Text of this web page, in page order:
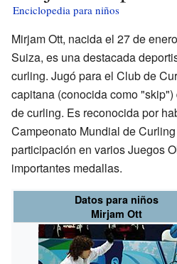
Enciclopedia para niños
Mirjam Ott, nacida el 27 de
Suiza, es una destacada
curling. Jugó para el Club de
capitana (conocida como
de curling. Es reconocida por
Campeonato Mundial de
participación en varios Juegos
importantes medallas.
Datos para niños
Mirjam Ott